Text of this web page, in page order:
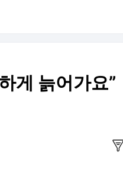
게 늙어가요”